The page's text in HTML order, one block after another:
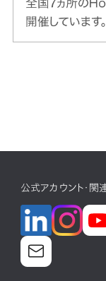
公式アカウント・関